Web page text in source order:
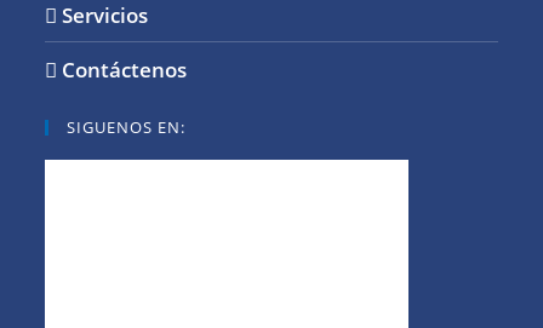
Servicios
Contáctenos
SIGUENOS EN: